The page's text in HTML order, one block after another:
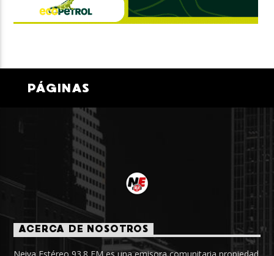
PÁGINAS
ACERCA DE NOSOTROS